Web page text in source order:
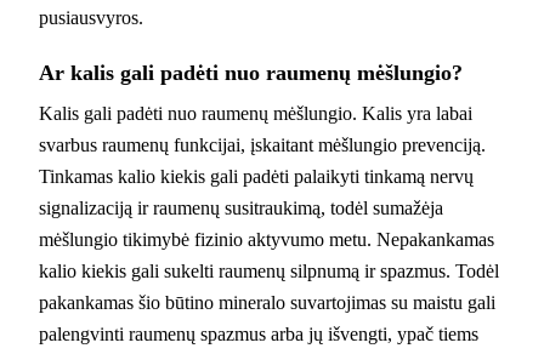
pusiausvyros.
Ar kalis gali padėti nuo raumenų mėšlungio?
Kalis gali padėti nuo raumenų mėšlungio. Kalis yra labai
svarbus raumenų funkcijai, įskaitant mėšlungio prevenciją.
Tinkamas kalio kiekis gali padėti palaikyti tinkamą nervų
signalizaciją ir raumenų susitraukimą, todėl sumažėja
mėšlungio tikimybė fizinio aktyvumo metu. Nepakankamas
kalio kiekis gali sukelti raumenų silpnumą ir spazmus. Todėl
pakankamas šio būtino mineralo suvartojimas su maistu gali
palengvinti raumenų spazmus arba jų išvengti, ypač tiems